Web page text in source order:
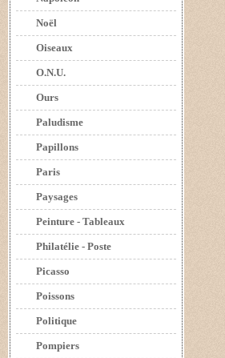
Noël
Oiseaux
O.N.U.
Ours
Paludisme
Papillons
Paris
Paysages
Peinture - Tableaux
Philatélie - Poste
Picasso
Poissons
Politique
Pompiers